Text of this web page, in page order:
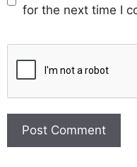
for the next time I